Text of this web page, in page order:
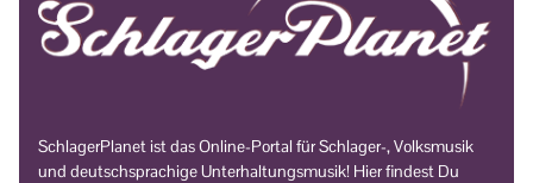
SchlagerPlanet ist das Online-Portal für Schlager-, Volksmusik
und deutschsprachige Unterhaltungsmusik! Hier findest Du